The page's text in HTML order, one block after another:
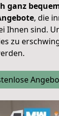
ganz
, die
Ihnen sind.
zu